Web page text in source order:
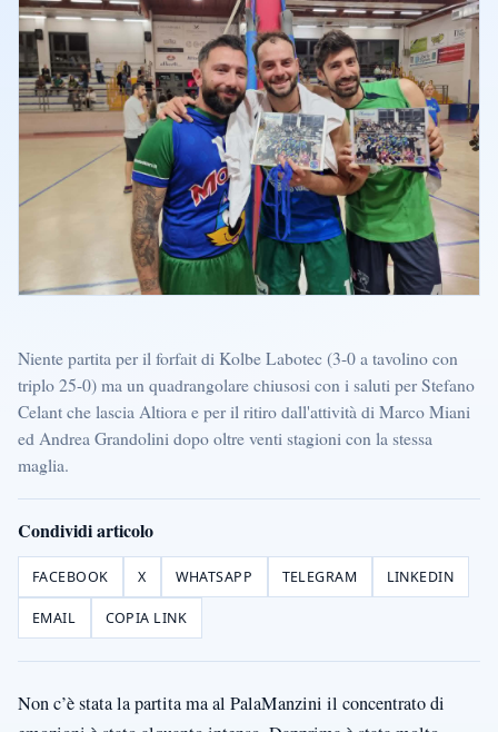
Niente partita per il forfait di Kolbe Labotec (3-0 a tavolino con
triplo 25-0) ma un quadrangolare chiusosi con i saluti per Stefano
Celant che lascia Altiora e per il ritiro dall'attività di Marco Miani
ed Andrea Grandolini dopo oltre venti stagioni con la stessa
maglia.
Condividi articolo
FACEBOOK X WHATSAPP TELEGRAM LINKEDIN
EMAIL COPIA LINK
Non c’è stata la partita ma al PalaManzini il concentrato di